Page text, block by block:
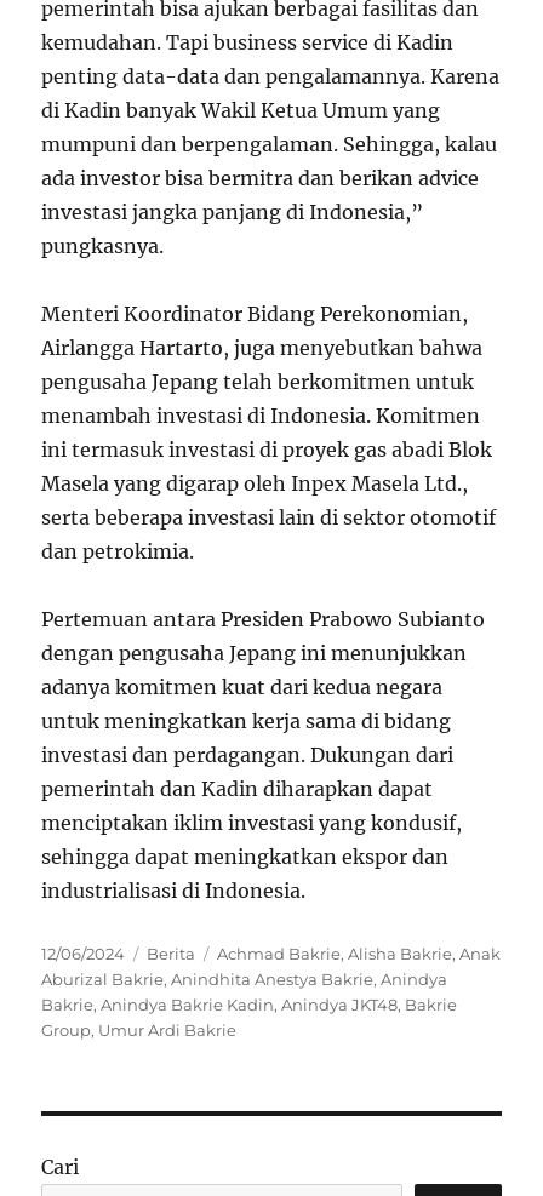
pemerintah bisa ajukan berbagai fasilitas dan
kemudahan. Tapi business service di Kadin
penting data-data dan pengalamannya. Karena
di Kadin banyak Wakil Ketua Umum yang
mumpuni dan berpengalaman. Sehingga, kalau
ada investor bisa bermitra dan berikan advice
investasi jangka panjang di Indonesia,”
pungkasnya.
Menteri Koordinator Bidang Perekonomian,
Airlangga Hartarto, juga menyebutkan bahwa
pengusaha Jepang telah berkomitmen untuk
menambah investasi di Indonesia. Komitmen
ini termasuk investasi di proyek gas abadi Blok
Masela yang digarap oleh Inpex Masela Ltd.,
serta beberapa investasi lain di sektor otomotif
dan petrokimia.
Pertemuan antara Presiden Prabowo Subianto
dengan pengusaha Jepang ini menunjukkan
adanya komitmen kuat dari kedua negara
untuk meningkatkan kerja sama di bidang
investasi dan perdagangan. Dukungan dari
pemerintah dan Kadin diharapkan dapat
menciptakan iklim investasi yang kondusif,
sehingga dapat meningkatkan ekspor dan
industrialisasi di Indonesia.
Posted
on
12/06/2024 Categories
Berita Tags
Achmad Bakrie,Alisha Bakrie,Anak
Aburizal Bakrie,Anindhita Anestya Bakrie,Anindya
Bakrie,Anindya Bakrie Kadin,Anindya JKT48, Bakrie
Group, Umur Ardi Bakrie
Cari